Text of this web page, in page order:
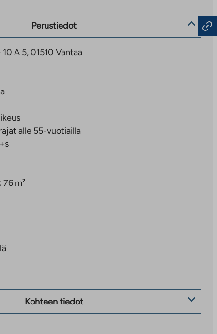
Perustiedot
A 5, 01510 Vantaa
alle 55-vuotiailla
76 m²
Kohteen tiedot